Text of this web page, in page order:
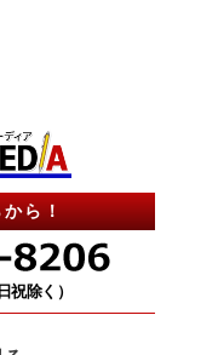
から！
祝除く）